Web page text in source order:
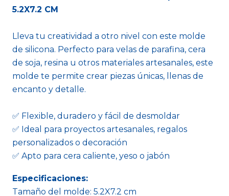
5.2X7.2 CM
Lleva tu creatividad a otro nivel con este molde
de silicona. Perfecto para velas de parafina, cera
de soja, resina u otros materiales artesanales, este
molde te permite crear piezas únicas, llenas de
encanto y detalle.
✅ Flexible, duradero y fácil de desmoldar
✅ Ideal para proyectos artesanales, regalos
personalizados o decoración
✅ Apto para cera caliente, yeso o jabón
Especificaciones:
Tamaño del molde: 5.2X7.2 cm